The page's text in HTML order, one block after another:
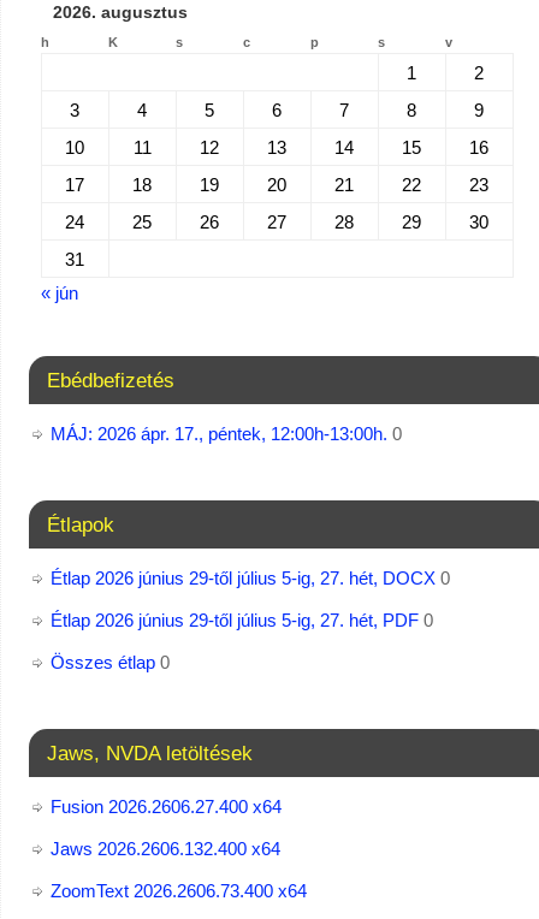
2026. augusztus
h K s c p s v
1
2
3
4 5 6 7 8
9
10
11 12 13 14 15
16
17
18 19 20 21 22
23
24
25 26 27 28 29
30
31
« jún
Ebédbefizetés
MÁJ: 2026 ápr. 17., péntek, 12:00h-13:00h. 0
Étlapok
Étlap 2026 június 29-től július 5-ig, 27. hét, DOCX0
Étlap 2026 június 29-től július 5-ig, 27. hét, PDF0
Összes étlap0
Jaws, NVDA letöltések
Fusion 2026.2606.27.400 x64
Jaws 2026.2606.132.400 x64
ZoomText 2026.2606.73.400​ x64